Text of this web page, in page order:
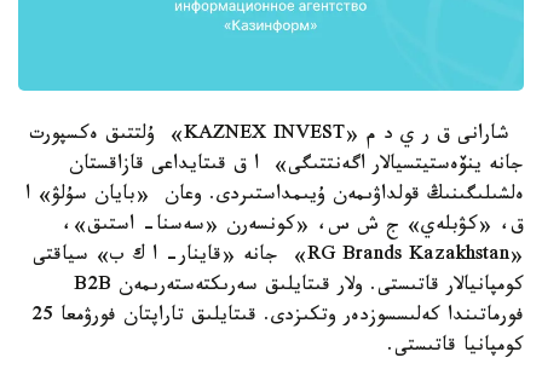
شارانى ق ر ي د م «KAZNEX INVEST» ۇلتتىق ەكسپورت
جانە ينۆەستيتسيالار اگەنتتىگى» ا ق قىتايداعى قازاقستان
ەلشىلىگىنىڭ قولداۋىمەن ۇيىمداستىردى. وعان «بايان سۇلۋ» ا
ق، «كۋبلەي» ج ش س، «كونسەرن «سەسنا- استىق»،
«RG Brands Kazakhstan» جانە «قاينار- ا ك ب» سياقتى
كومپانيالار قاتىستى. ولار قىتايلىق سەرىكتەستەرىمەن B2B
فورماتىندا كەلىسسوزدەر وتكىزدى. قىتايلىق تاراپتان فورۋمعا 25
كومپانيا قاتىستى.